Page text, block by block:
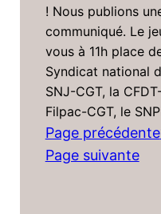
! Nous publions
communiqué. Le
vous à 11h place
Syndicat national
SNJ-CGT, la
Filpac-CGT, le
Page précédente
Page suivante